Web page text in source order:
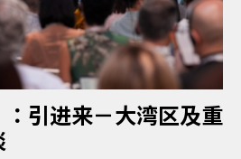
引进来－大湾区及重